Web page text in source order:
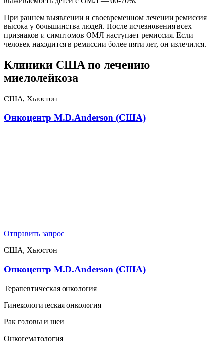
При раннем выявлении и своевременном лечении ремиссия
высока у большинства людей. После исчезновения всех
признаков и симптомов ОМЛ наступает ремиссия. Если
человек находится в ремиссии более пяти лет, он излечился.
Клиники США по лечению
миелолейкоза
США, Хьюстон
Онкоцентр M.D.Anderson (США)
Отправить запрос
США, Хьюстон
Онкоцентр M.D.Anderson (США)
Терапевтическая онкология
Гинекологическая онкология
Рак головы и шеи
Онкогематология